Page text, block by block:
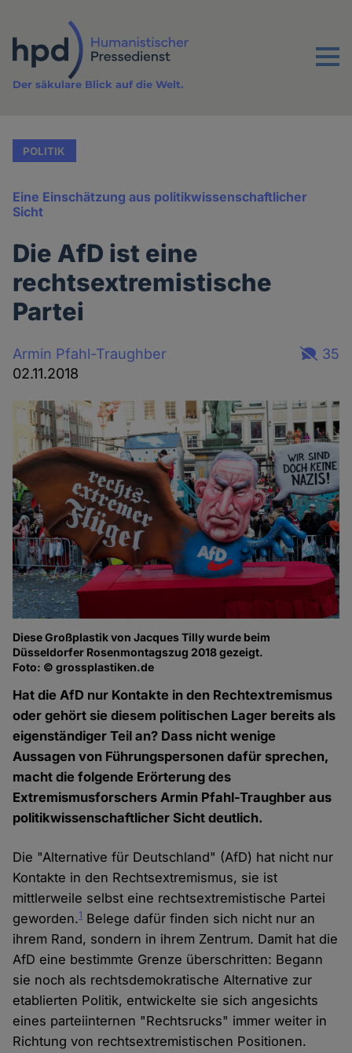
Inhalt
Menu
Der säkulare Blick auf die Welt.
POLITIK
Eine Einschätzung aus politikwissenschaftlicher
Sicht
Die AfD ist eine
rechtsextremistische
Partei
Armin Pfahl-Traughber
02.11.2018
35
Diese Großplastik von Jacques Tilly wurde beim
Düsseldorfer Rosenmontagszug 2018 gezeigt.
Foto: © grossplastiken.de
Hat die AfD nur Kontakte in den Rechtextremismus
oder gehört sie diesem politischen Lager bereits als
eigenständiger Teil an? Dass nicht wenige
Aussagen von Führungspersonen dafür sprechen,
macht die folgende Erörterung des
Extremismusforschers Armin Pfahl-Traughber aus
politikwissenschaftlicher Sicht deutlich.
Die "Alternative für Deutschland" (AfD) hat nicht nur
Kontakte in den Rechtsextremismus, sie ist
mittlerweile selbst eine rechtsextremistische Partei
geworden.1 Belege dafür finden sich nicht nur an
ihrem Rand, sondern in ihrem Zentrum. Damit hat die
AfD eine bestimmte Grenze überschritten: Begann
sie noch als rechtsdemokratische Alternative zur
etablierten Politik, entwickelte sie sich angesichts
eines parteiinternen "Rechtsrucks" immer weiter in
Richtung von rechtsextremistischen Positionen.